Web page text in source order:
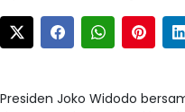
Presiden Joko Widodo